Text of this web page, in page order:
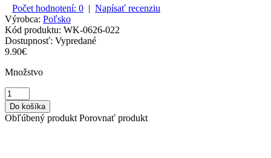
Počet hodnotení: 0 | Napísať recenziu
Výrobca: Poľsko
Kód produktu: WK-0626-022
Dostupnosť: Vypredané
9.90€
Množstvo
Obľúbený produkt Porovnať produkt